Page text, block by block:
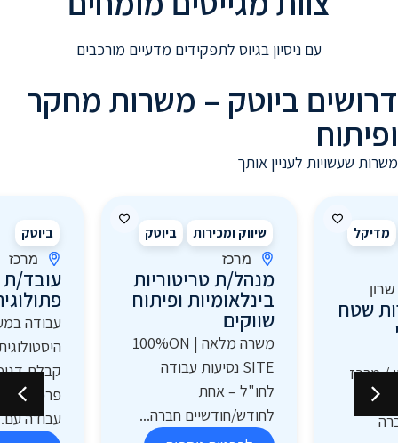
עם ניסיון בגיוס לתפקידים מדעיים מורכבים
דרושים ביוטק – משרות מחקר
ופיתוח
משרות שעשויות לעניין אותך
מדיקל
שטח
/ מרכז
שיווק ומכירות ביוטק
מרכז
מנהל/ת טריטוריות
בינלאומיות ופיתוח
שווקים
משרה מלאה | 100%ON
SITE נסיעות עבודה
לחו"ל – אחת
לחודש/חודשיים חברה...
ביוטק
מרכז
עובד/
עבודה
קבלת
פרפרט,
עבודה